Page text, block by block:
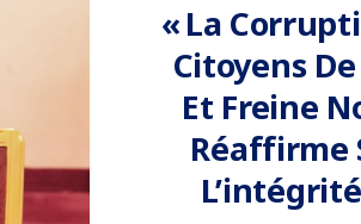
« La
Citoyens
Et Freine
Réaffirme